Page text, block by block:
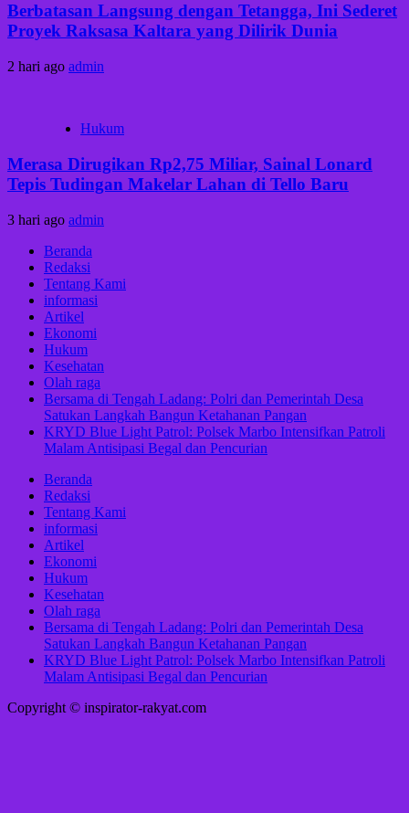
Berbatasan Langsung dengan Tetangga, Ini Sederet
Proyek Raksasa Kaltara yang Dilirik Dunia
2 hari ago admin
Hukum
Merasa Dirugikan Rp2,75 Miliar, Sainal Lonard
Tepis Tudingan Makelar Lahan di Tello Baru
3 hari ago admin
Beranda
Redaksi
Tentang Kami
informasi
Artikel
Ekonomi
Hukum
Kesehatan
Olah raga
Bersama di Tengah Ladang: Polri dan Pemerintah Desa
Satukan Langkah Bangun Ketahanan Pangan
KRYD Blue Light Patrol: Polsek Marbo Intensifkan Patroli
Malam Antisipasi Begal dan Pencurian
Beranda
Redaksi
Tentang Kami
informasi
Artikel
Ekonomi
Hukum
Kesehatan
Olah raga
Bersama di Tengah Ladang: Polri dan Pemerintah Desa
Satukan Langkah Bangun Ketahanan Pangan
KRYD Blue Light Patrol: Polsek Marbo Intensifkan Patroli
Malam Antisipasi Begal dan Pencurian
Copyright © inspirator-rakyat.com